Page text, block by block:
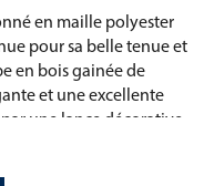
en maille polyester
pour sa belle tenue et
en bois gainée de
et une excellente
une lance décorative